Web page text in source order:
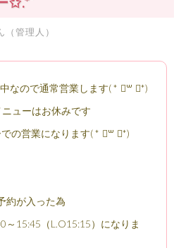
（管理人）
なので通常営業します( * ॑꒳ ॑*)
ューはお休みです
での営業になります( * ॑꒳ ॑*)
約が入った為
～15:45（L.O15:15）になりま